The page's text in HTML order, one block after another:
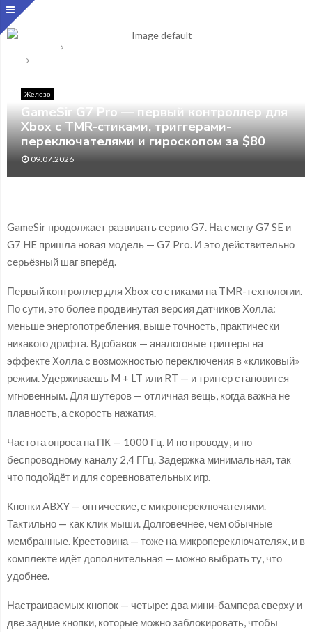
Железо
GameSir G7 Pro — первый контроллер для
Xbox с TMR-стиками, триггерами-
переключателями и гироскопом за $80
09.07.2026
GameSir продолжает развивать серию G7. На смену G7 SE и
G7 HE пришла новая модель — G7 Pro. И это действительно
серьёзный шаг вперёд.
Первый контроллер для Xbox со стиками на TMR-технологии.
По сути, это более продвинутая версия датчиков Холла:
меньше энергопотребления, выше точность, практически
никакого дрифта. Вдобавок — аналоговые триггеры на
эффекте Холла с возможностью переключения в «кликовый»
режим. Удерживаешь M + LT или RT — и триггер становится
мгновенным. Для шутеров — отличная вещь, когда важна не
плавность, а скорость нажатия.
Частота опроса на ПК — 1000 Гц. И по проводу, и по
беспроводному каналу 2,4 ГГц. Задержка минимальная, так
что подойдёт и для соревновательных игр.
Кнопки ABXY — оптические, с микропереключателями.
Тактильно — как клик мыши. Долговечнее, чем обычные
мембранные. Крестовина — тоже на микропереключателях, и в
комплекте идёт дополнительная — можно выбрать ту, что
удобнее.
Настраиваемых кнопок — четыре: два мини-бампера сверху и
две задние кнопки, которые можно заблокировать, чтобы